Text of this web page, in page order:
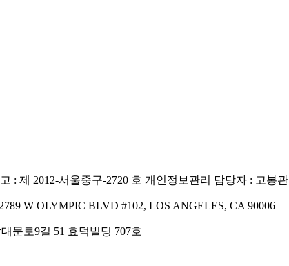
: 제 2012-서울중구-2720 호 개인정보관리 담당자 : 고봉관
W OLYMPIC BLVD #102, LOS ANGELES, CA 90006
문로9길 51 효덕빌딩 707호